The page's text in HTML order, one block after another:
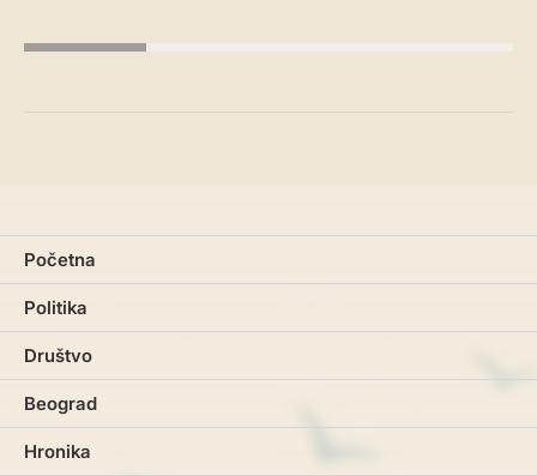
Početna
Politika
Društvo
Beograd
Hronika